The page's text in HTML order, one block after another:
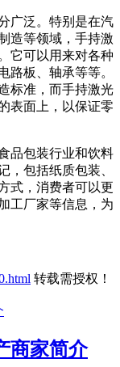
泛。特别是在汽
造等领域，手持激
它可以用来对各种
路板、轴承等等。
标准，而手持激光
表面上，以保证零
包装行业和饮料
，包括纸质包装、
式，消费者可以更
工厂家等信息，为
转载需授权！
商家简介